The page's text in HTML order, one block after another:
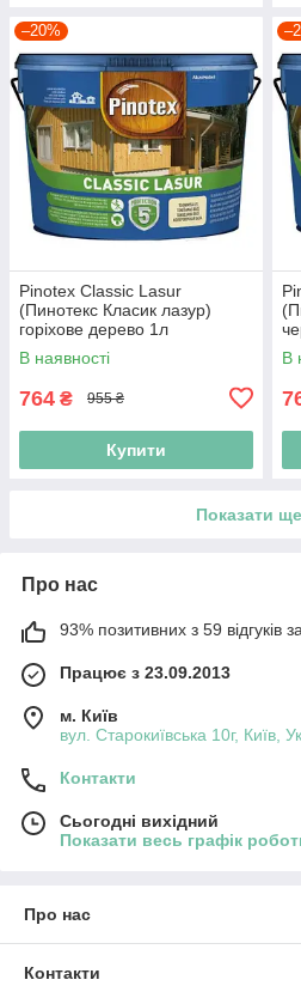
–20%
Pinotex Classic Lasur
(Пинотекс Класик лазур)
горіхове дерево 1л
В наявності
764 ₴ 955 ₴
Купити
В
Показати ще
Про нас
93% позитивних з 59 відгуків
Працює з 23.09.2013
м. Київ
вул. Старокиївська 10г, Київ,
Контакти
Сьогодні вихідний
Показати весь графік
Про нас
Контакти